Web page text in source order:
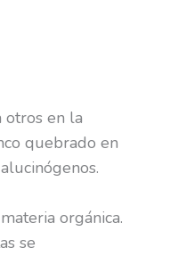
otros en la
quebrado en
orgánica.
se